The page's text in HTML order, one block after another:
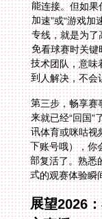
到人解决，不会
第三步，畅享赛
来就已经“回国
讯体育或咪咕视
下账号哦），你
部复活了。熟悉
式的观赛体验瞬
展望2026